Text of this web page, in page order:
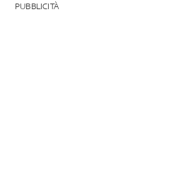
PUBBLICITÀ